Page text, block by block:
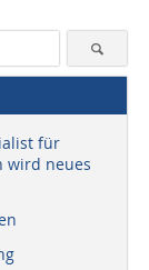
für
wird neues